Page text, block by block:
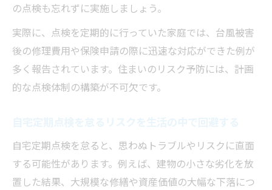
の点検も忘れずに実施しましょう。
実際に、点検を定期的に行っていた家庭では、台風被害
後の修理費用や保険申請の際に迅速な対応ができた例が
多く報告されています。住まいのリスク予防には、計画
的な点検体制の構築が不可欠です。
自宅定期点検を怠ると、思わぬトラブルやリスクに直面
する可能性があります。例えば、建物の小さな劣化を放
置した結果、大規模な修繕や資産価値の大幅な下落につ